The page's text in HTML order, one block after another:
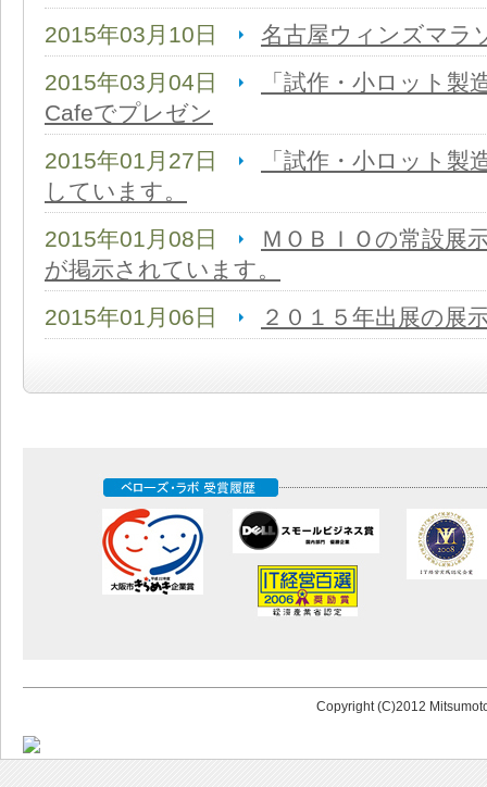
2015年03月10日
名古屋ウィンズマラ
2015年03月04日
「試作・小ロット製
Cafeでプレゼン
2015年01月27日
「試作・小ロット製
しています。
2015年01月08日
ＭＯＢＩＯの常設展
が掲示されています。
2015年01月06日
２０１５年出展の展
Copyright (C)2012